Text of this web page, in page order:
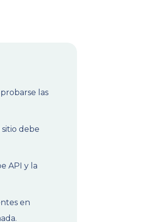
las
debe
API y la
en